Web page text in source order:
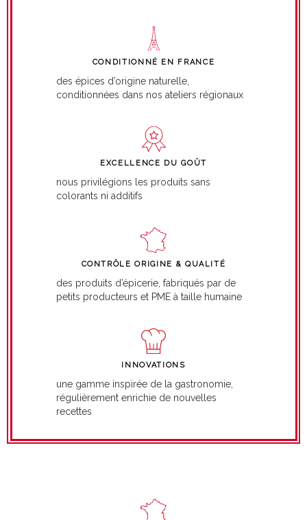
CONDITIONNÉ EN FRANCE
des épices d’origine naturelle,
conditionnées dans nos ateliers régionaux
EXCELLENCE DU GOÛT
nous privilégions les produits sans
colorants ni additifs
CONTRÔLE ORIGINE & QUALITÉ
des produits d’épicerie, fabriqués par de
petits producteurs et PME à taille humaine
INNOVATIONS
une gamme inspirée de la gastronomie,
régulièrement enrichie de nouvelles
recettes